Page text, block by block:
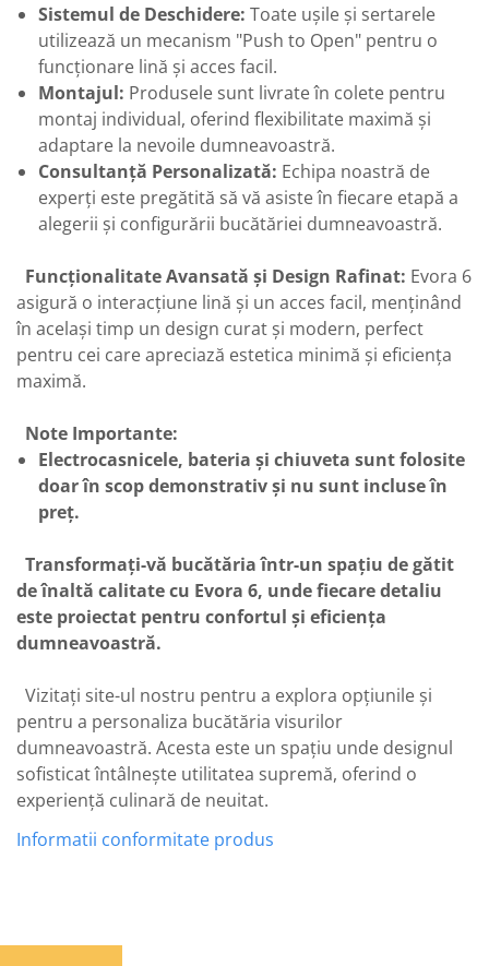
Sistemul de Deschidere: Toate ușile și sertarele
utilizează un mecanism "Push to Open" pentru o
funcționare lină și acces facil.
Montajul: Produsele sunt livrate în colete pentru
montaj individual, oferind flexibilitate maximă și
adaptare la nevoile dumneavoastră.
Consultanță Personalizată: Echipa noastră de
experți este pregătită să vă asiste în fiecare etapă a
alegerii și configurării bucătăriei dumneavoastră.
Funcționalitate Avansată și Design Rafinat: Evora 6
asigură o interacțiune lină și un acces facil, menținând
în același timp un design curat și modern, perfect
pentru cei care apreciază estetica minimă și eficiența
maximă.
Note Importante:
Electrocasnicele, bateria și chiuveta sunt folosite
doar în scop demonstrativ și nu sunt incluse în
preț.
Transformați-vă bucătăria într-un spațiu de gătit
de înaltă calitate cu Evora 6, unde fiecare detaliu
este proiectat pentru confortul și eficiența
dumneavoastră.
Vizitați site-ul nostru pentru a explora opțiunile și
pentru a personaliza bucătăria visurilor
dumneavoastră. Acesta este un spațiu unde designul
sofisticat întâlnește utilitatea supremă, oferind o
experiență culinară de neuitat.
Informatii conformitate produs